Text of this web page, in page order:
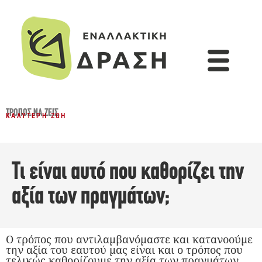
ΤΡΌΠΟΣ ΝΑ ΖΕΙΣ
ΚΑΛΎΤΕΡΗ ΖΩΉ
Τι είναι αυτό που καθορίζει την
αξία των πραγμάτων;
Ο τρόπος που αντιλαμβανόμαστε και κατανοούμε
την αξία του εαυτού μας είναι και ο τρόπος που